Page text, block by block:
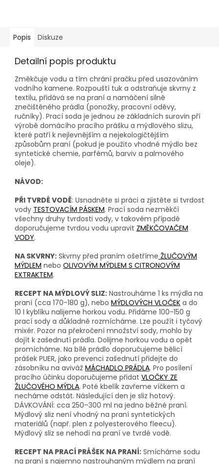
Popis Diskuze
Detailní popis produktu
Změkčuje vodu a tím chrání pračku před usazováním
vodního kamene. Rozpouští tuk a odstraňuje skvrny z
textilu, přidává se na praní a namáčení silně
znečištěného prádla (ponožky, pracovní oděvy,
ručníky). Prací soda je jednou ze základních surovin pří
výrobě domácího pracího prášku a mýdlového slizu,
které patří k nejlevnějším a nejekologičtějším
způsobům praní (pokud je použito vhodné mýdlo bez
syntetické chemie, parfémů, barviv a palmového
oleje).
NÁVOD:
PŘI TVRDÉ VODĚ: Usnadněte si práci a zjistěte si tvrdost
vody TESTOVACÍM PÁSKEM. Prací soda nezměkčí
všechny druhy tvrdosti vody, v takovém případě
doporučujeme tvrdou vodu upravit ZMĚKČOVAČEM
VODY.
NA SKVRNY: Skvrny před praním ošetříme ŽLUČOVÝM
MÝDLEM nebo OLIVOVÝM MÝDLEM S CITRONOVÝM
EXTRAKTEM.
RECEPT NA MÝDLOVÝ SLIZ: Nastrouháme 1 ks mýdla na
praní (cca 170-180 g), nebo MÝDLOVÝCH VLOČEK a do
10 l kyblíku nalijeme horkou vodu. Přidáme 100-150 g
prací sody a důkladně rozmícháme. Lze použít i tyčový
mixér. Pozor na překročení množství sody, mohlo by
dojít k zašednutí prádla. Dolijme horkou vodu a opět
promícháme. Na bílé prádlo doporučujeme bělicí
prášek PUER, jako prevenci zašednutí přidejte do
zásobníku na aviváž MÁCHADLO PRÁDLA. Pro posílení
pracího účinku doporučujeme přidat VLOČKY ZE
ŽLUČOVÉHO MÝDLA. Poté kbelík zavřeme víčkem a
necháme odstát. Následující den je sliz hotový.
DÁVKOVÁNÍ: cca 250–300 ml na jedno běžné praní.
Mýdlový sliz není vhodný na praní syntetických
materiálů (např. plen z polyesterového fleecu).
Mýdlový sliz se nehodí na praní ve tvrdé vodě.
RECEPT NA PRACÍ PRÁŠEK NA PRANÍ: Smícháme sodu
na praní s najemno nastrouhaným mýdlem na praní